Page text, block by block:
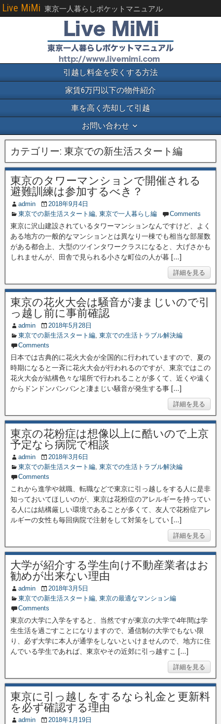
Live MiMi 東京一人暮らしポケットマニュアル
引越し料金を安くする方法
家賃6万円以下の物件紹介
車を高く売却して引越
お問い合わせ
カテゴリー: 東京での新生活スタート編
東京のタワーマンションで開催される
避難訓練は参加するべき？
admin
2018年9月4日
東京での新生活スタート編, 東京で一人暮らし編 Comments
東京に沢山建設されているタワーマンションなんですけど、よく
ある地方の一般的なマンションとは異なり一棟でも相当な部屋数
がある都合上、大型のツインタワークラスになると、大げさかも
しれませんが、田舎で見られる小さな町位の人が暮 […]
詳細を見る
東京の花火大会は騒音が凄まじいので引
っ越し前に事前確認
admin
2018年5月28日
東京での新生活スタート編, 東京での生活トラブル解決編
Comments
日本では古典的に花火大会が全国的に行われていますので、夏の
時期になると一斉に花火大会が行われるのですが、東京ではこの
花火大会が結構色々な場所で行われることが多くて、近くや遠く
からドンドンバンバンと凄まじい騒音が発生する事 […]
詳細を見る
東京の花粉症は想像以上に酷いので上京
予定なら病院で相談
admin
2018年3月6日
東京での新生活スタート編, 東京での生活トラブル解決編
Comments
これから進学や就職、転職などで東京に引っ越しをする人に是非
知っておいてほしいのが、東京は花粉症のアレルギーを持ってい
る人には結構厳しい環境であることが多くて、友人で花粉症アレ
ルギーの女性も毎回病院で注射をして対策をしてい […]
詳細を見る
大学が紹介する学生向け不動産業者はお
勧めが出来ない理由
admin
2018年3月5日
東京での新生活スタート編, 東京の最適なマンション編
Comments
東京の大学に入学をすると、当然ですが東京の大学で4年間は学
生生活を過ごすことになりますので、通信制の大学でもない限
り、必ず大学に本人が通学をしないといけませんので、地方に住
んでいる学生であれば、東京やその近郊に引っ越すこ […]
詳細を見る
東京に引っ越しをするなら礼金と更新料
を必ず確認する理由
admin
2018年1月19日